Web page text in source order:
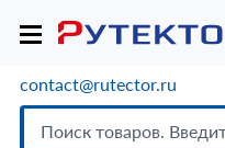
contact@rutector.ru